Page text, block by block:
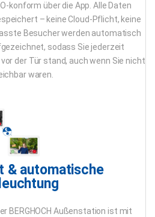
konform über die App. Alle Daten
– keine Cloud-Pflicht, keine
sodass Sie jederzeit
der Tür stand, auch wenn Sie nicht
waren.
& automatische
BERGHOCH Außenstation ist mit